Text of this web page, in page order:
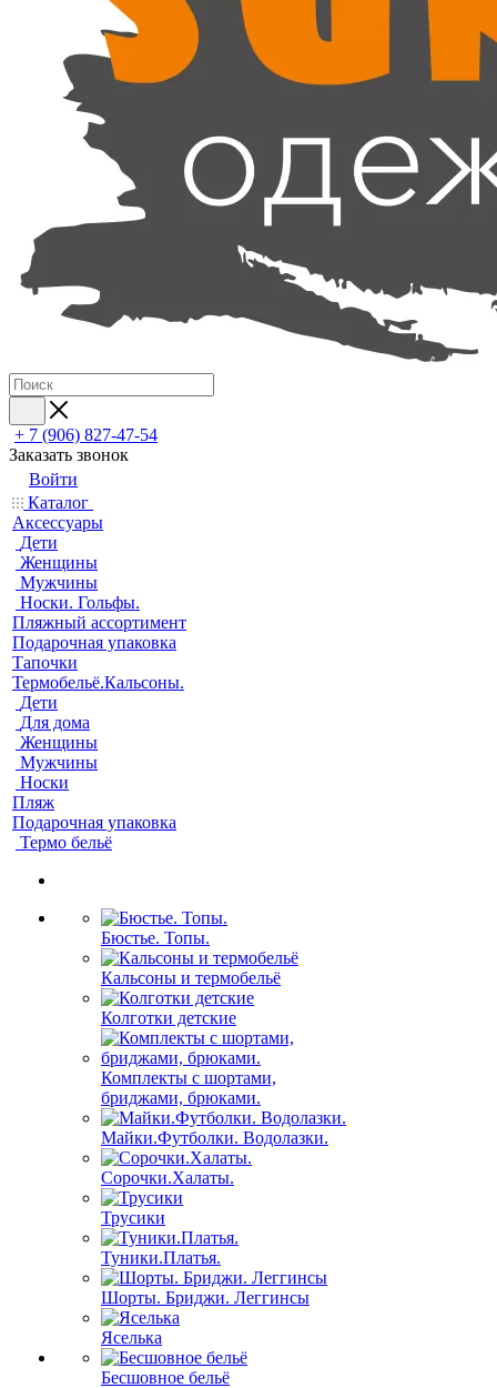
+ 7 (906) 827-47-54
Заказать звонок
Войти
Каталог
Аксессуары
Дети
Женщины
Мужчины
Носки. Гольфы.
Пляжный ассортимент
Подарочная упаковка
Тапочки
Термобельё.Кальсоны.
Дети
Для дома
Женщины
Мужчины
Носки
Пляж
Подарочная упаковка
Термо бельё
Бюстье. Топы.
Кальсоны и термобельё
Колготки детские
Комплекты с шортами,
бриджами, брюками.
Майки.Футболки. Водолазки.
Сорочки.Халаты.
Трусики
Туники.Платья.
Шорты. Бриджи. Леггинсы
Яселька
Бесшовное бельё